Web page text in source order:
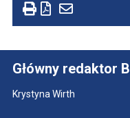
Główny redaktor
Krystyna Wirth